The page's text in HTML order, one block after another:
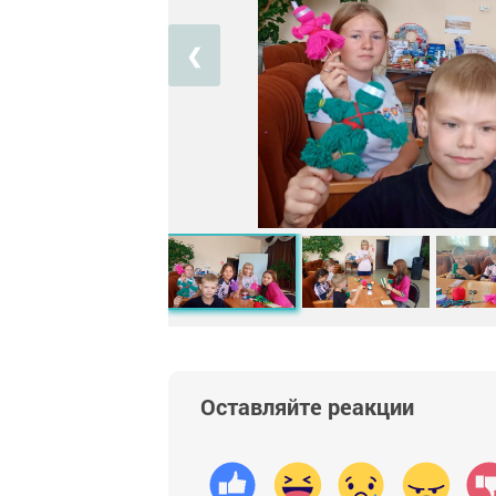
❮
Оставляйте реакции